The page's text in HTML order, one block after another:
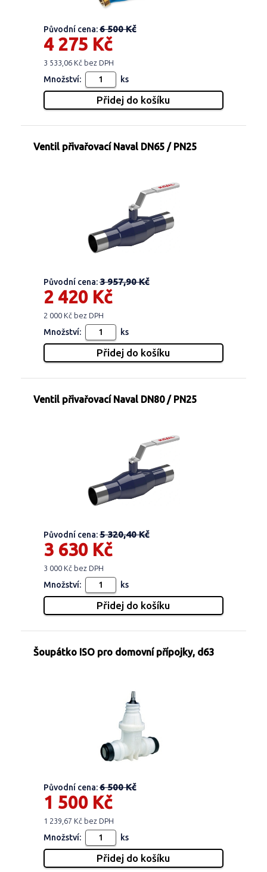
Původní cena:6 500 Kč
4 275 Kč
3 533,06 Kč bez DPH
Množství: ks
Ventil přivařovací Naval DN65 / PN25
Původní cena:3 957,90 Kč
2 420 Kč
2 000 Kč bez DPH
Množství: ks
Ventil přivařovací Naval DN80 / PN25
Původní cena:5 320,40 Kč
3 630 Kč
3 000 Kč bez DPH
Množství: ks
Šoupátko ISO pro domovní přípojky, d63
Původní cena:6 500 Kč
1 500 Kč
1 239,67 Kč bez DPH
Množství: ks